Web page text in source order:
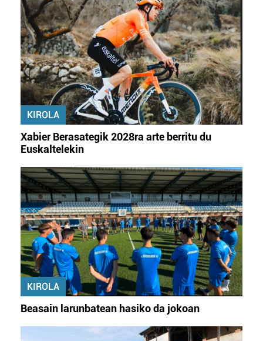
KIROLA
Xabier Berasategik 2028ra arte berritu du
Euskaltelekin
KIROLA
Beasain larunbatean hasiko da jokoan